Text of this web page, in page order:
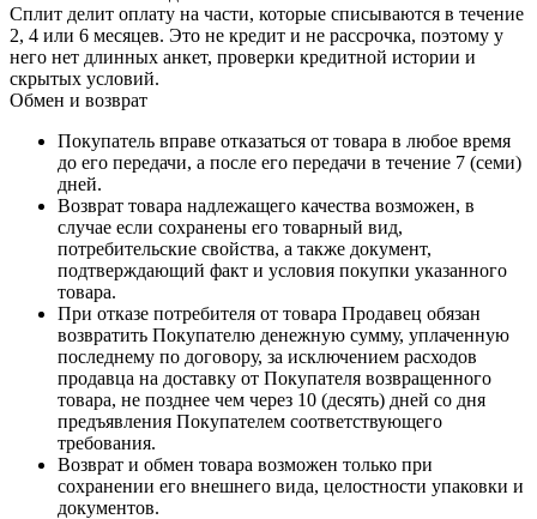
Сплит делит оплату на части, которые списываются в течение
2, 4 или 6 месяцев. Это не кредит и не рассрочка, поэтому у
него нет длинных анкет, проверки кредитной истории и
скрытых условий.
Обмен и возврат
Покупатель вправе отказаться от товара в любое время
до его передачи, а после его передачи в течение 7 (семи)
дней.
Возврат товара надлежащего качества возможен, в
случае если сохранены его товарный вид,
потребительские свойства, а также документ,
подтверждающий факт и условия покупки указанного
товара.
При отказе потребителя от товара Продавец обязан
возвратить Покупателю денежную сумму, уплаченную
последнему по договору, за исключением расходов
продавца на доставку от Покупателя возвращенного
товара, не позднее чем через 10 (десять) дней со дня
предъявления Покупателем соответствующего
требования.
Возврат и обмен товара возможен только при
сохранении его внешнего вида, целостности упаковки и
документов.